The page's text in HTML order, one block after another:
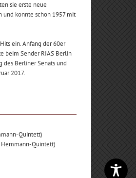
sie erste neue
und konnte schon 1957 mit
ein. Anfang der 60er
beim Sender RIAS Berlin
des Berliner Senats und
2017.
Quintett)
Quintett)